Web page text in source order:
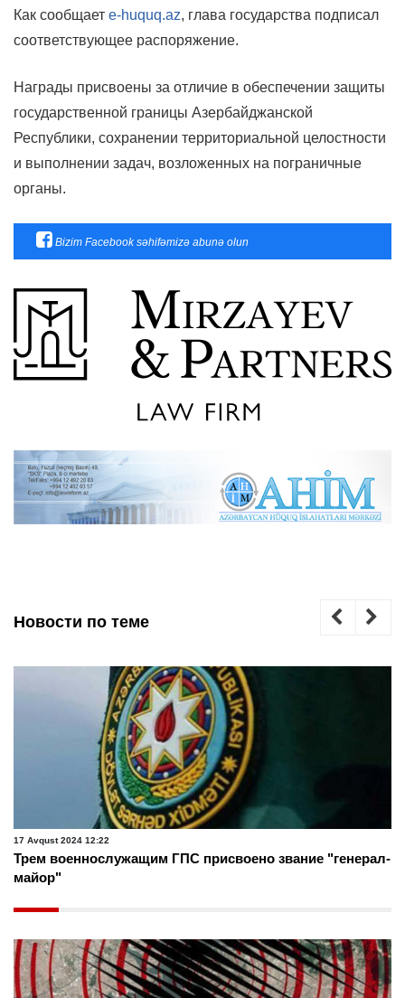
Как сообщает e-huquq.az, глава государства подписал
соответствующее распоряжение.
Награды присвоены за отличие в обеспечении защиты
государственной границы Азербайджанской
Республики, сохранении территориальной целостности
и выполнении задач, возложенных на пограничные
органы.
Bizim Facebook səhifəmizə abunə olun
Новости по теме
17 Avqust 2024 12:22
Трем военнослужащим ГПС присвоено звание "генерал-
майор"